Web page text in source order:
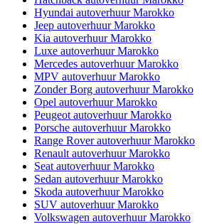
Hyundai autoverhuur Marokko
Jeep autoverhuur Marokko
Kia autoverhuur Marokko
Luxe autoverhuur Marokko
Mercedes autoverhuur Marokko
MPV autoverhuur Marokko
Zonder Borg autoverhuur Marokko
Opel autoverhuur Marokko
Peugeot autoverhuur Marokko
Porsche autoverhuur Marokko
Range Rover autoverhuur Marokko
Renault autoverhuur Marokko
Seat autoverhuur Marokko
Sedan autoverhuur Marokko
Skoda autoverhuur Marokko
SUV autoverhuur Marokko
Volkswagen autoverhuur Marokko